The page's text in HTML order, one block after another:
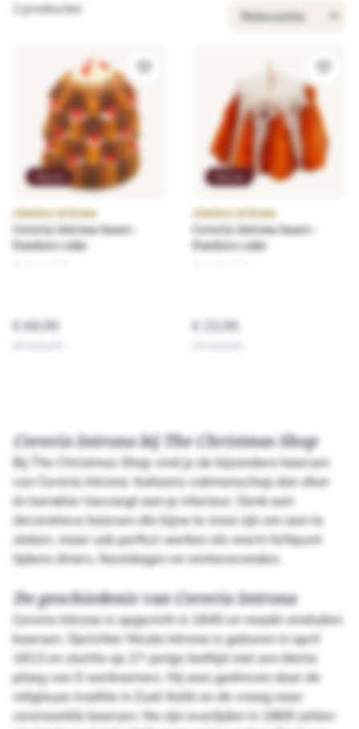
2 producten
Sorteer op
Nieuw
Cereria Introna kaars -
Pandoro cake
€ 69,95
Nieuw
Cereria Introna kaars -
Pandoro cake
€ 23,95
Cereria Introna bij The Christmas Shop
Bij The Christmas Shop vind je de bijzondere kaarsen
van Cereria Introna: Italiaans vakmanschap dat sfeer
én karakter toevoegt aan je interieur. Denk aan
decoratieve kaarsen die bijna te mooi zijn om aan te
steken, maar ook perfect werken als warm lichtpunt
tijdens diners, feestdagen en winteravonden.
De geschiedenis van Cereria Introna
Cereria Introna is opgericht in 1840 en maakt sindsdien
kaarsen. Oprichter Nicola Introna is geboren in april
1813 en startte op 27-jarige leeftijd met een kleine
ploeg van 5 werknemers. Hij was gedreven door de
religieuze traditie in Zuid-Italië en de vraag naar
ceremoniële kaarsen. Na zijn overlijden in 1869 zetten